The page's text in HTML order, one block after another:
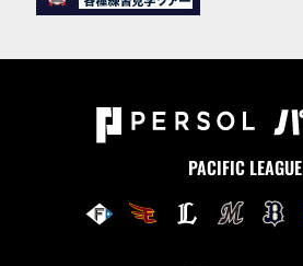
PACIFIC LEAGUE